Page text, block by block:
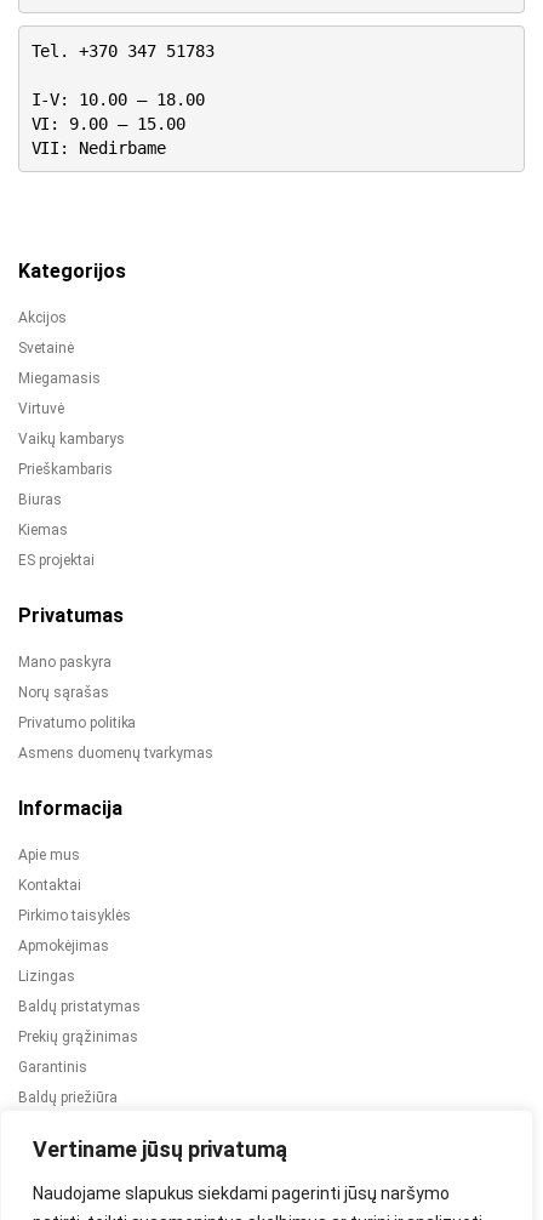
Vertiname jūsų privatumą
Naudojame slapukus siekdami pagerinti jūsų naršymo
Tel. +370 347 51783
I-V: 10.00 – 18.00
VI: 9.00 – 15.00
VII: Nedirbame
Kategorijos
Akcijos
Svetainė
Miegamasis
Virtuvė
Vaikų kambarys
Prieškambaris
Biuras
Kiemas
ES projektai
Privatumas
Mano paskyra
Norų sąrašas
Privatumo politika
Asmens duomenų tvarkymas
Informacija
Apie mus
Kontaktai
Pirkimo taisyklės
Apmokėjimas
Lizingas
Baldų pristatymas
Prekių grąžinimas
Garantinis
Baldų priežiūra